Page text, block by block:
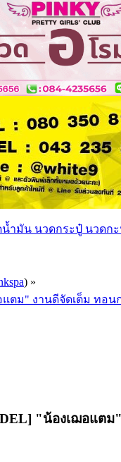
ดน้ำมัน นวดกระปู๋ นวด
) »
ตม" งานดีจัดเต็ม ทอน
"น้องเฌอแตม"